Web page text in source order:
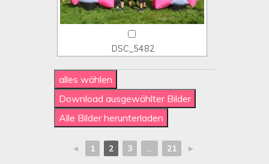
DSC_5482
◄ 1 2 3 ... 21 ►